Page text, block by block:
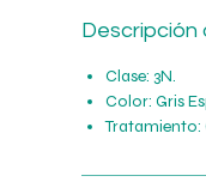
Descripción
Clase: 3N.
Color: Gris
Tratamiento: